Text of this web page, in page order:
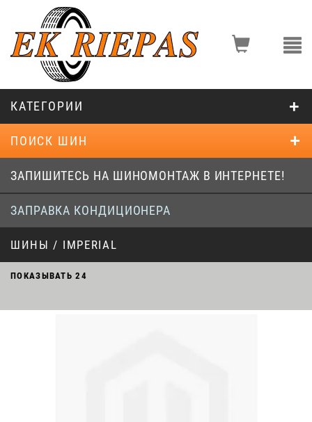
КАТЕГОРИИ
ПОИСК ШИН
ЗАПИШИТЕСЬ НА ШИНОМОНТАЖ В ИНТЕРНЕТЕ!
ЗАПРАВКА КОНДИЦИОНЕРА
ШИНЫ / IMPERIAL
ПОКАЗЫВАТЬ24